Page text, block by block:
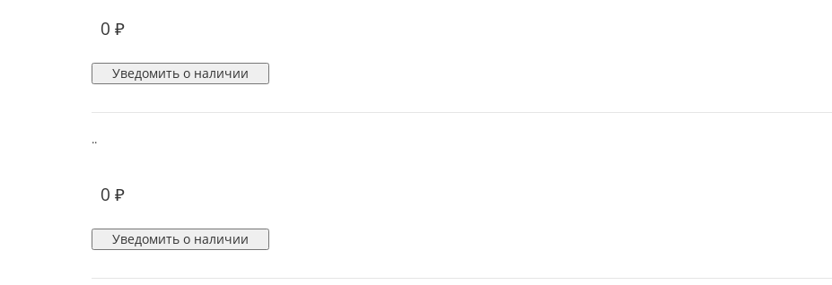
0 ₽
Уведомить о наличии
..
0 ₽
Уведомить о наличии